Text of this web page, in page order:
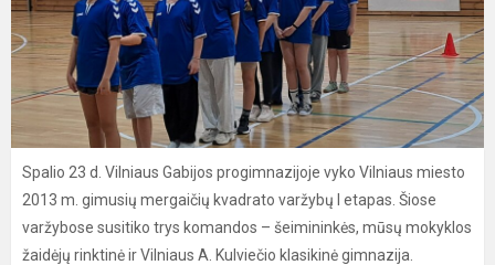
Spalio 23 d. Vilniaus Gabijos progimnazijoje vyko Vilniaus miesto
2013 m. gimusių mergaičių kvadrato varžybų I etapas. Šiose
varžybose susitiko trys komandos – šeimininkės, mūsų mokyklos
žaidėjų rinktinė ir Vilniaus A. Kulviečio klasikinė gimnazija.